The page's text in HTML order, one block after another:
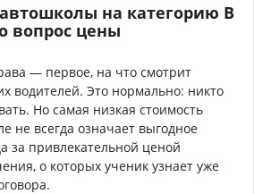
на категорию B
вопрос цены
— первое, на что смотрит
водителей. Это нормально: никто
Но самая низкая стоимость
не всегда означает выгодное
за привлекательной ценой
о которых ученик узнает уже